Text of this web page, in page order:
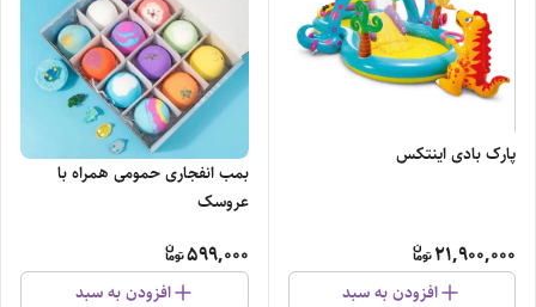
پارک بادی اینتکس
21,900,000
افزودن به سبد
بمب انفجاری حمومی همراه با
عروسک
599,000
افزودن به سبد